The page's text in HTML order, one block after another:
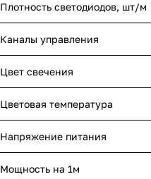
Плотность светодиодов, шт/м
Каналы управления
Цвет свечения
Цветовая температура
Напряжение питания
Мощность на 1м